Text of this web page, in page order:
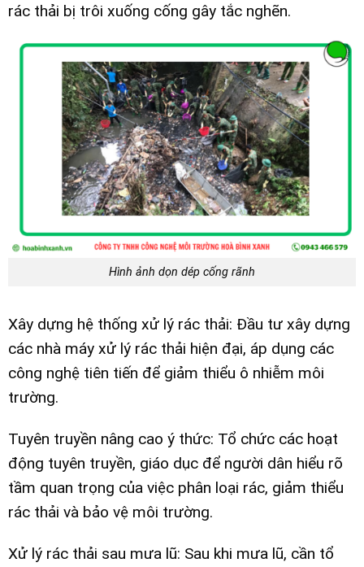
rác thải bị trôi xuống cống gây tắc nghẽn.
Hình ảnh dọn dép cống rãnh
Xây dựng hệ thống xử lý rác thải: Đầu tư xây dựng
các nhà máy xử lý rác thải hiện đại, áp dụng các
công nghệ tiên tiến để giảm thiểu ô nhiễm môi
trường.
Tuyên truyền nâng cao ý thức: Tổ chức các hoạt
động tuyên truyền, giáo dục để người dân hiểu rõ
tầm quan trọng của việc phân loại rác, giảm thiểu
rác thải và bảo vệ môi trường.
Xử lý rác thải sau mưa lũ: Sau khi mưa lũ, cần tổ